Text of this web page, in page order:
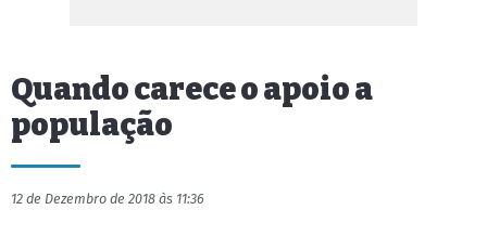
Quando carece o apoio a
população
12 de Dezembro de 2018 às 11:36